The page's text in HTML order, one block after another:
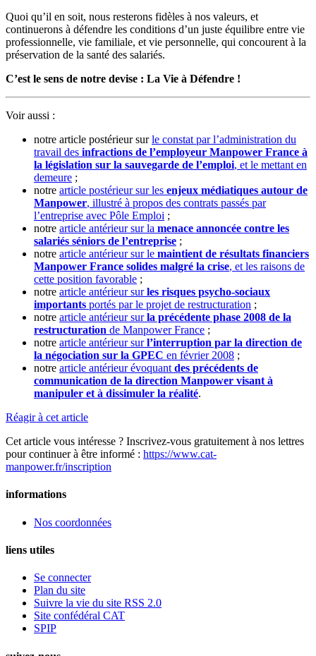
Quoi qu’il en soit, nous resterons fidèles à nos valeurs, et
continuerons à défendre les conditions d’un juste équilibre entre vie
professionnelle, vie familiale, et vie personnelle, qui concourent à la
préservation de la santé des salariés.
C’est le sens de notre devise : La Vie à Défendre !
Voir aussi :
notre article postérieur surle constat par l’administration du
travail des infractions de l’employeur Manpower France à
la législation sur la sauvegarde de l’emploi, et le mettant en
demeure ;
notre article postérieur sur les enjeux médiatiques autour de
Manpower, illustré à propos des contrats passés par
l’entreprise avec Pôle Emploi ;
notre article antérieur sur la menace annoncée contre les
salariés séniors de l’entreprise ;
notre article antérieur sur le maintient de résultats financiers
Manpower France solides malgré la crise, et les raisons de
cette position favorable ;
notre article antérieur surles risques psycho-sociaux
importants portés par le projet de restructuration ;
notre article antérieur surla précédente phase 2008 de la
restructuration de Manpower France ;
notre article antérieur surl’interruption par la direction de
la négociation sur la GPEC en février 2008 ;
notre article antérieur évoquant des précédents de
communication de la direction Manpower visant à
manipuler et à dissimuler la réalité.
Réagir à cet article
Cet article vous intéresse ? Inscrivez-vous gratuitement à nos lettres
pour continuer à être informé : https://www.cat-
manpower.fr/inscription
informations
Nos coordonnées
liens utiles
Se connecter
Plan du site
Suivre la vie du site RSS 2.0
Site confédéral CAT
SPIP